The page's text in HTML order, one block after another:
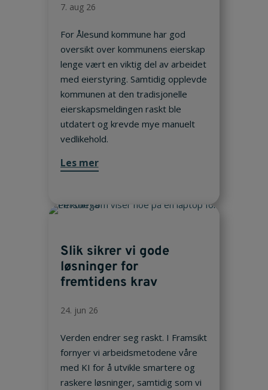
7. aug 26
For Ålesund kommune har god
oversikt over kommunens eierskap
lenge vært en viktig del av arbeidet
med eierstyring. Samtidig opplevde
kommunen at den tradisjonelle
eierskapsmeldingen raskt ble
utdatert og krevde mye manuelt
vedlikehold.
Les mer
Slik sikrer vi gode
løsninger for
fremtidens krav
24. jun 26
Verden endrer seg raskt. I Framsikt
fornyer vi arbeidsmetodene våre
med KI for å utvikle smartere og
raskere løsninger, samtidig som vi